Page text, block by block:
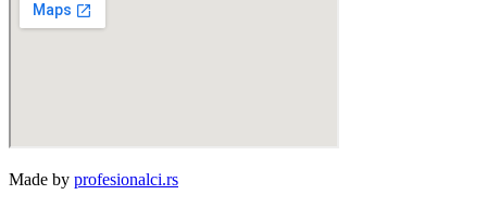
Made by profesionalci.rs